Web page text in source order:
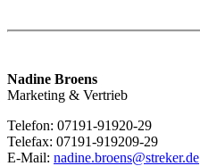
Nadine Broens
Marketing & Vertrieb
Telefon: 07191-91920-29
Telefax: 07191-919209-29
E-Mail: nadine.broens@streker.de